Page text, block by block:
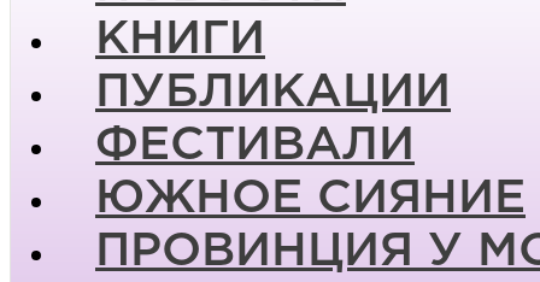
КНИГИ
ПУБЛИКАЦИИ
ФЕСТИВАЛИ
ЮЖНОЕ СИЯНИЕ
ПРОВИНЦИЯ У